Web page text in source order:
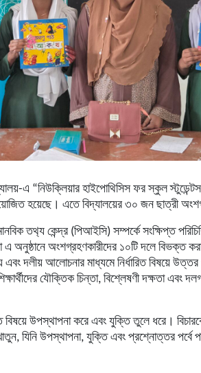
-এ “নিউক্লিয়ার হাইপোথিসিস ফর স্কুল স্টুডেন্টস
হয়েছে। এতে বিদ্যালয়ের ৩০ জন ছাত্রী
তথ‍্য কেন্দ্র (পিআইসি) সম্পর্কে সংক্ষিপ্ত
অনুষ্ঠানে অংশগ্রহণকারীদের ১০টি দলে বিভক্ত
এবং দলীয় আলোচনার মাধ্যমে নির্ধারিত বিষয়ে
যৌক্তিক চিন্তা, বিশ্লেষণী দক্ষতা এবং
বিষয়ে উপস্থাপনা করে এবং যুক্তি তুলে ধরে।
যিনি উপস্থাপনা, যুক্তি এবং প্রশ্নোত্তর পর্বে